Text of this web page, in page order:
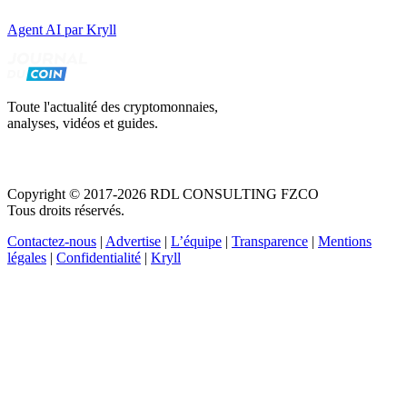
Agent AI par Kryll
Toute l'actualité des cryptomonnaies,
analyses, vidéos et guides.
Copyright © 2017-2026 RDL CONSULTING FZCO
Tous droits réservés.
Contactez-nous | Advertise | L’équipe | Transparence | Mentions
légales | Confidentialité | Kryll